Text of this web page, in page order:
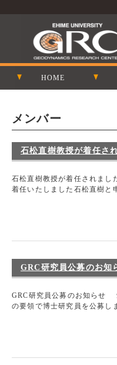
HOME
メンバー
石松直樹教授が着任さ
石松直樹教授が着任されま
着任いたしました石松直樹
GRC研究員公募のお知
GRC研究員公募のお知らせ
の要領で博士研究員を公募